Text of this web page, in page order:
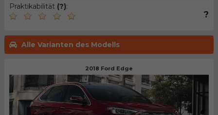
Praktikabilität (?):
?
Alle Varianten des Modells
2018 Ford Edge